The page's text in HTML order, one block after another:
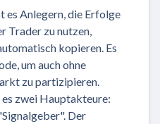
Anlegern, die Erfolge
Trader zu nutzen,
kopieren. Es
um auch ohne
zu partizipieren.
zwei Hauptakteure:
Der